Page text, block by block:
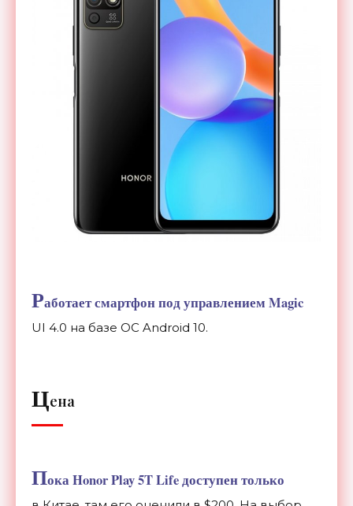
Работает смартфон под управлением Magic
UI 4.0 на базе ОС Android 10.
Цена
Пока Honor Play 5T Life доступен только